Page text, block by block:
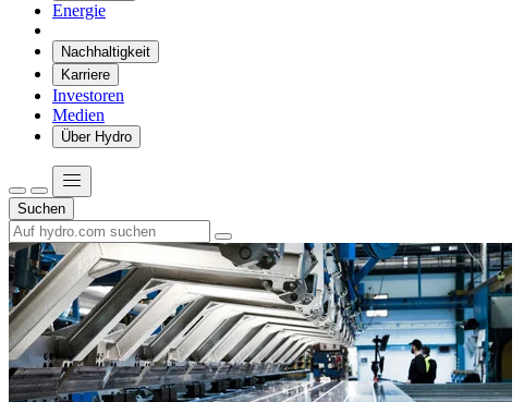
Energie
Nachhaltigkeit
Karriere
Investoren
Medien
Über Hydro
Suchen